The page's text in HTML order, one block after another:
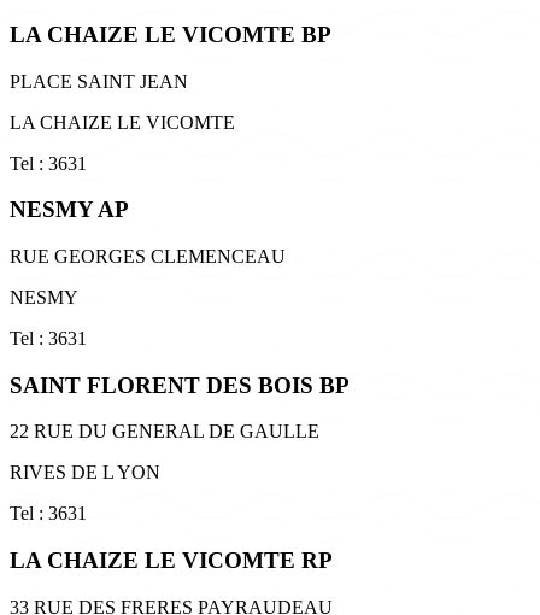
LA CHAIZE LE VICOMTE BP
PLACE SAINT JEAN
LA CHAIZE LE VICOMTE
Tel : 3631
NESMY AP
RUE GEORGES CLEMENCEAU
NESMY
Tel : 3631
SAINT FLORENT DES BOIS BP
22 RUE DU GENERAL DE GAULLE
RIVES DE L YON
Tel : 3631
LA CHAIZE LE VICOMTE RP
33 RUE DES FRERES PAYRAUDEAU